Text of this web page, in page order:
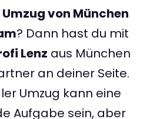
Umzug von München
? Dann hast du mit
Lenz aus München
an deiner Seite.
Umzug kann eine
Aufgabe sein, aber